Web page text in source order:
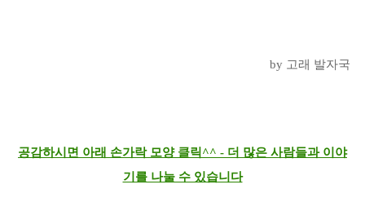
by 고래 발자국
공감하시면 아래 손가락 모양 클릭^^ - 더 많은 사람들과 이야
기를 나눌 수 있습니다